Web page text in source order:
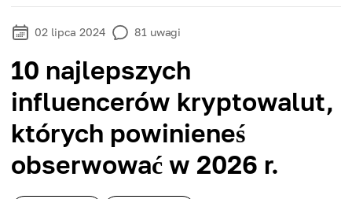
02 lipca 2024 81 uwagi
10 najlepszych
influencerów kryptowalut,
których powinieneś
obserwować w 2026 r.